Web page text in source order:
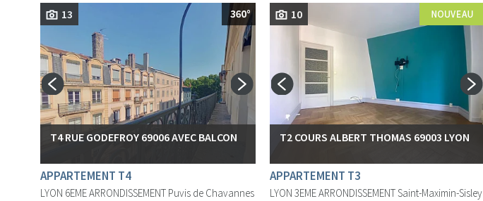
13
T4 RUE GODEFROY 69006 AVEC BALCON
APPARTEMENT T4
LYON 6EME ARRONDISSEMENT Puvis de Chavannes
10
T2 COURS ALBERT THOMAS 69003 LYON
APPARTEMENT T3
LYON 3EME ARRONDISSEMENTSaint-Maximin-Sisley